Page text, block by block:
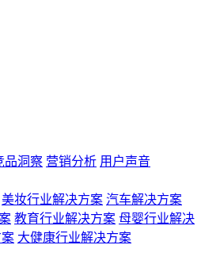
品洞察 营销分析 用户声音
美妆行业解决方案 汽车解决方案
教育行业解决方案 母婴行业解决
大健康行业解决方案